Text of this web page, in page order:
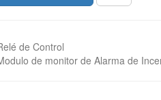
de Control
de monitor de Alarma de